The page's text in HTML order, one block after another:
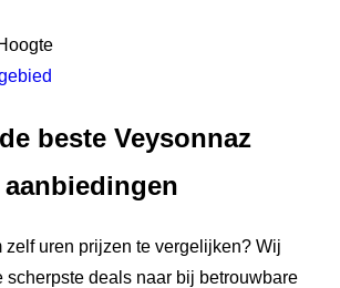
beste Veysonnaz
aanbiedingen
zelf uren prijzen te vergelijken? Wij
scherpste deals naar bij betrouwbare